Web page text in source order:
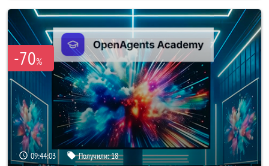
-70%
09:44:00 Получили:18